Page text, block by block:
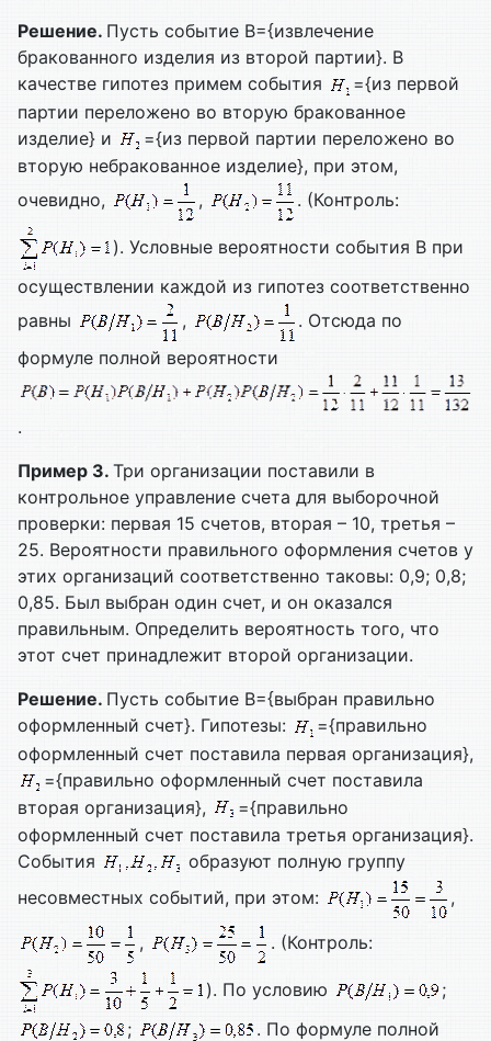
Решение. Пусть событие B={извлечение
бракованного изделия из второй партии}. В
качестве гипотез примем события
={из первой
партии переложено во вторую бракованное
изделие} и
={из первой партии переложено во
вторую небракованное изделие}, при этом,
очевидно,
, . (Контроль:
). Условные вероятности события B при
осуществлении каждой из гипотез соответственно
равны
,
. Отсюда по
формуле полной вероятности
.
Пример 3. Три организации поставили в
контрольное управление счета для выборочной
проверки: первая 15 счетов, вторая – 10, третья –
25. Вероятности правильного оформления счетов у
этих организаций соответственно таковы: 0,9; 0,8;
0,85. Был выбран один счет, и он оказался
правильным. Определить вероятность того, что
этот счет принадлежит второй организации.
Решение. Пусть событие B={выбран правильно
оформленный счет}. Гипотезы:
={правильно
оформленный счет поставила первая организация},
={правильно оформленный счет поставила
вторая организация},
={правильно
оформленный счет поставила третья организация}.
События
образуют полную группу
несовместных событий, при этом:
,
, . (Контроль:
). По условию
;
;
. По формуле полной